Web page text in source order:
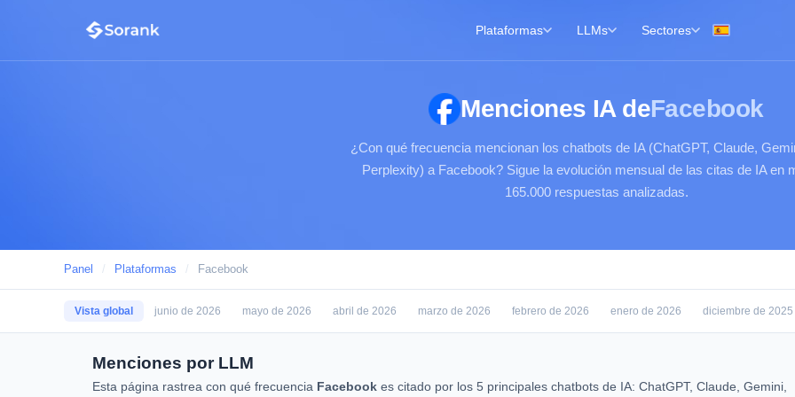
Plataformas LLMs Sectores
Menciones IA deFacebook
¿Con qué frecuencia mencionan los chatbots de IA (ChatGPT, Claude,
Perplexity) a Facebook? Sigue la evolución mensual de las citas de IA en
165.000 respuestas analizadas.
Panel / Plataformas / Facebook
Vista global junio de 2026 mayo de 2026 abril de 2026 marzo de 2026 febrero de 2026 enero de 2026 diciembre de 2025
Menciones por LLM
Esta página rastrea con qué frecuencia Facebook es citado por los 5 principales chatbots de IA: ChatGPT, Claude, Gemini,